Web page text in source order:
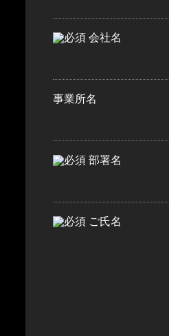
会社名
事業所名
部署名
ご氏名